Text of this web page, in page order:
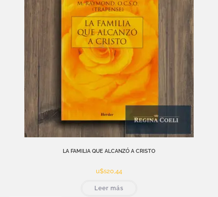
LA FAMILIA QUE ALCANZÓ A CRISTO
u$s20,44
Leer más